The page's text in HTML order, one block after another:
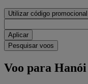
Utilizar código promocional
Aplicar
Pesquisar voos
Voo para Hanói